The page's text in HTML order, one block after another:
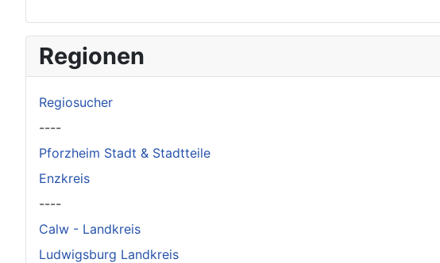
Original herunterladen
Regionen
Regiosucher
----
Pforzheim Stadt & Stadtteile
Enzkreis
----
Calw - Landkreis
Ludwigsburg Landkreis